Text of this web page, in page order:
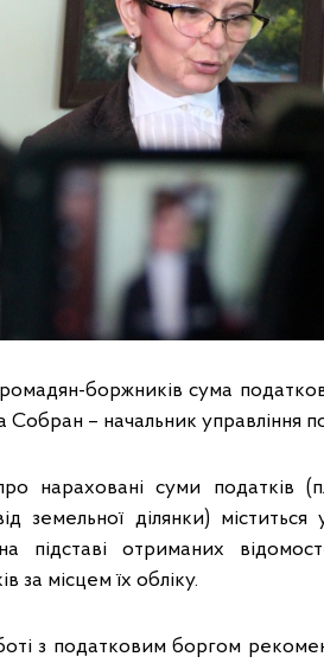
боржників сума
Собран – начальник управління
нараховані суми податків
земельної ділянки)
підставі отриманих
за місцем їх обліку.
з податковим боргом